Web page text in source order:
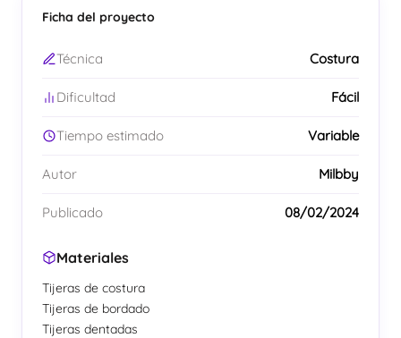
Ficha del proyecto
Técnica Costura
Dificultad Fácil
Tiempo estimado Variable
Autor Milbby
Publicado 08/02/2024
Materiales
Tijeras de costura
Tijeras de bordado
Tijeras dentadas